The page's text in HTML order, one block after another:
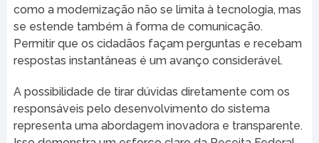
como a modernização não se limita à tecnologia, mas
se estende também à forma de comunicação.
Permitir que os cidadãos façam perguntas e recebam
respostas instantâneas é um avanço considerável.
A possibilidade de tirar dúvidas diretamente com os
responsáveis pelo desenvolvimento do sistema
representa uma abordagem inovadora e transparente.